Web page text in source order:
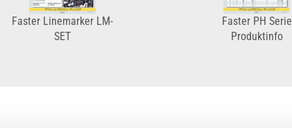
Faster Linemarker LM-
SET
Faster PH Serie
Produktinfo